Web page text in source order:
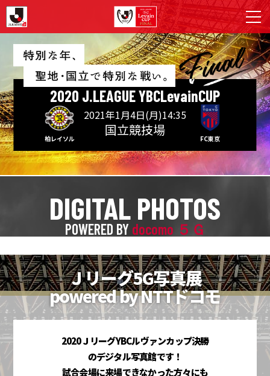
2020 J.LEAGUEYBCLevainCUP
2021年1月4日(月)14:35
国立競技場
柏レイソル FC東京
DIGITAL PHOTOS
POWERED BY docomo ５Ｇ
Ｊリーグ5G写真展
powered by NTTドコモ
2020ＪリーグYBCルヴァンカップ決勝
のデジタル写真館です！
試合会場に来場できなかった方々にも